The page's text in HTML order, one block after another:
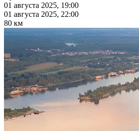
01 августа 2025, 19:00
01 августа 2025, 22:00
80 км